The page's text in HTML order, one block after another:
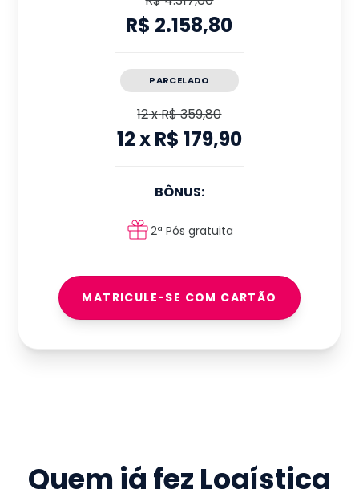
R$ 2.158,80
PARCELADO
12xR$ 359,80
12xR$ 179,90
BÔNUS:
2ª Pós gratuita
MATRICULE-SE COM CARTÃO
Quem já fez Logística